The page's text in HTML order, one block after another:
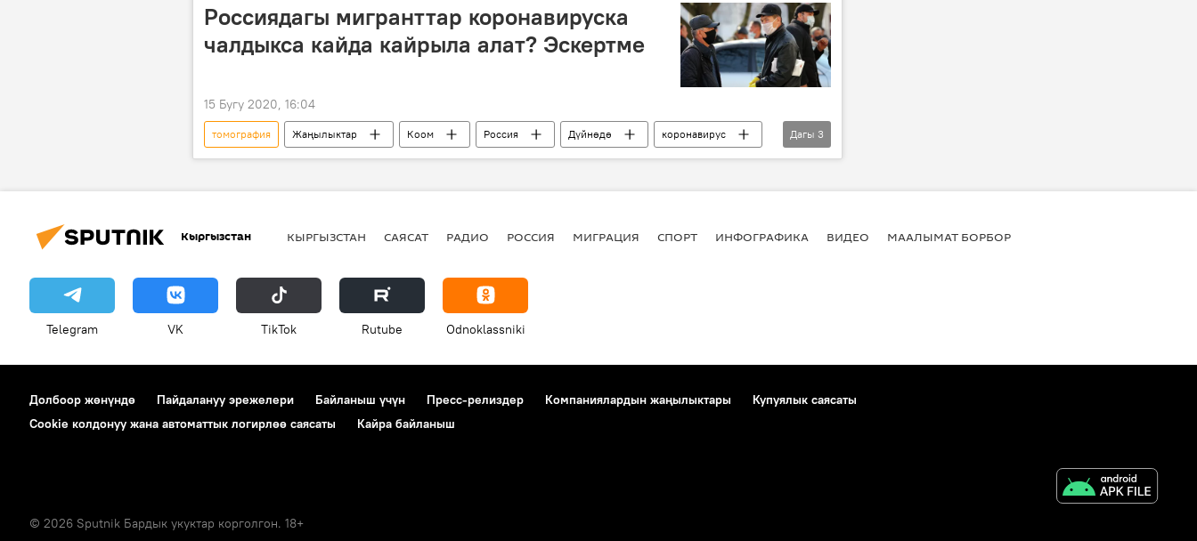
Россиядагы мигранттар коронавируска
чалдыкса кайда кайрыла алат? Эскертме
15 Бугу 2020, 16:04
томография Жаңылыктар Коом Россия Дүйнөдө
коронавирус
Мигрант
дары-дармек элчилик
Дагы 3
Кыргызстан КЫРГЫЗСТАН САЯСАТ РАДИО РОССИЯ МИГРАЦИЯ СПОРТ ИНФОГРАФИКА ВИДЕО МААЛЫМАТ БОРБОР
Telegram VK ТikТоk Rutube Odnoklassniki
Долбоор жөнүндө Пайдалануу эрежелери Байланыш үчүн Пресс-релиздер Компаниялардын жаңылыктары
Купуялык саясаты
Cookie колдонуу жана автоматтык логирлөө саясаты
Кайра байланыш
© 2026 Sputnik Бардык укуктар корголгон. 18+